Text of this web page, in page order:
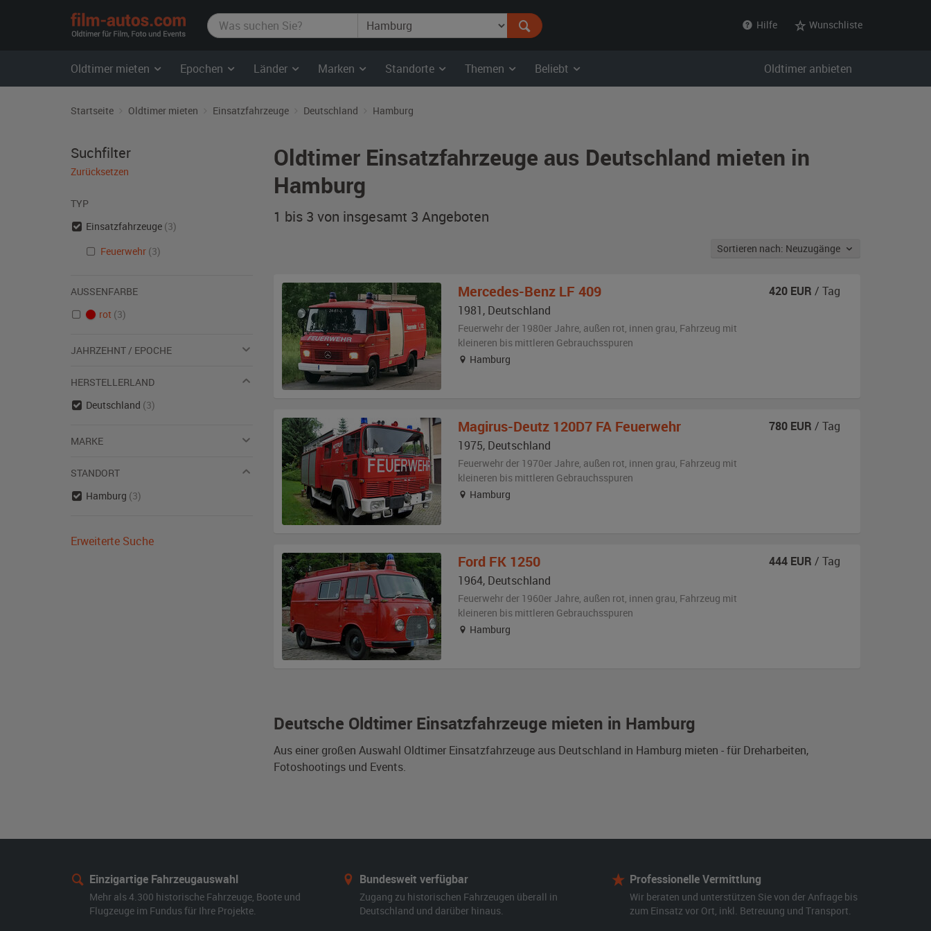
film-
autos.com
Hilfe Wunschliste
Oldtimer mieten Epochen Länder Marken Standorte Themen Beliebt Oldtimer anbieten
Startseite Oldtimer mieten Einsatzfahrzeuge Deutschland Hamburg
Oldtimer Einsatzfahrzeuge aus Deutschland mieten in
Hamburg
1 bis 3 von insgesamt 3 Angeboten
Sortieren nach: Neuzugänge
Deutsche Oldtimer Einsatzfahrzeuge mieten in Hamburg
Aus einer großen Auswahl Oldtimer Einsatzfahrzeuge aus Deutschland in Hamburg mieten - für Dreharbeiten,
Fotoshootings und Events.
Mercedes-Benz LF 409
1981, Deutschland
Feuerwehr der 1980er Jahre, außen rot, innen grau, Fahrzeug mit
kleineren bis mittleren Gebrauchsspuren
Hamburg
420 EUR / Tag
Magirus-Deutz 120D7 FA Feuerwehr
1975, Deutschland
Feuerwehr der 1970er Jahre, außen rot, innen grau, Fahrzeug mit
kleineren bis mittleren Gebrauchsspuren
Hamburg
780 EUR / Tag
Ford FK 1250
1964, Deutschland
Feuerwehr der 1960er Jahre, außen rot, innen grau, Fahrzeug mit
kleineren bis mittleren Gebrauchsspuren
Hamburg
444 EUR / Tag
Suchfilter
Zurücksetzen
TYP
Einsatzfahrzeuge (3)
Feuerwehr (3)
AUSSENFARBE
rot (3)
JAHRZEHNT / EPOCHE
HERSTELLERLAND
Deutschland (3)
MARKE
STANDORT
Hamburg (3)
Erweiterte Suche
Einzigartige Fahrzeugauswahl
Mehr als 4.300 historische Fahrzeuge, Boote und
Flugzeuge im Fundus für Ihre Projekte.
Bundesweit verfügbar
Zugang zu historischen Fahrzeugen überall in
Deutschland und darüber hinaus.
Professionelle Vermittlung
Wir beraten und unterstützen Sie von der Anfrage bis
zum Einsatz vor Ort, inkl. Betreuung und Transport.